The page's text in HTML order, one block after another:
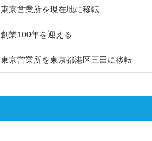
東京営業所を現在地に移転
創業100年を迎える
東京営業所を東京都港区三田に移転